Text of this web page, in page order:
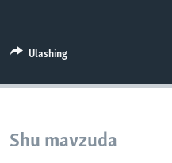
Ulashing
Shu mavzuda